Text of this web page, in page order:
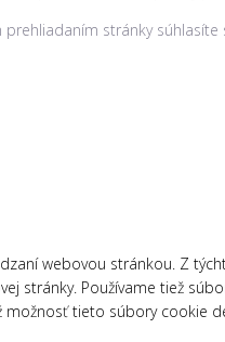
stránky
webovou stránkou. Z
stránky. Používame tiež
tieto súbory cookie